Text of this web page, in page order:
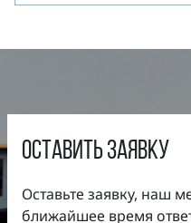
оставить заявку
Оставьте заявку, наш
ближайшее время